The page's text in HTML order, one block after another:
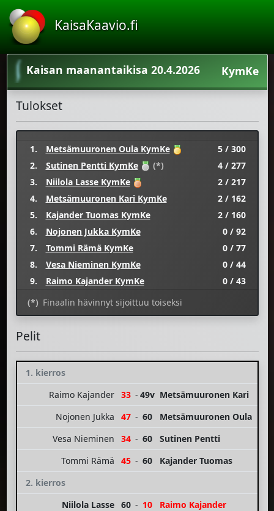
KaisaKaavio.fi
Kaisan maanantaikisa 20.4.2026 KymKe
Tulokset
1. Metsämuuronen Oula KymKe
5 / 300
2.
Sutinen Pentti KymKe (*)
4 / 277
3.
Niilola Lasse KymKe
2 / 217
4.
Metsämuuronen Kari KymKe
2 / 162
5.
Kajander Tuomas KymKe
2 / 160
6.
Nojonen Jukka KymKe
0 / 92
7.
Tommi Rämä KymKe
0 / 77
8.
Vesa Nieminen KymKe
0 / 44
9.
Raimo Kajander KymKe
0 / 43
(*) Finaalin hävinnyt sijoittuu toiseksi
Pelit
1. kierros
Raimo Kajander
33 - 49v Metsämuuronen Kari
Nojonen Jukka
47 - 60
Metsämuuronen Oula
Vesa Nieminen
34 - 60
Sutinen Pentti
Tommi Rämä
45 - 60
Kajander Tuomas
2. kierros
Niilola Lasse
60 - 10
Raimo Kajander